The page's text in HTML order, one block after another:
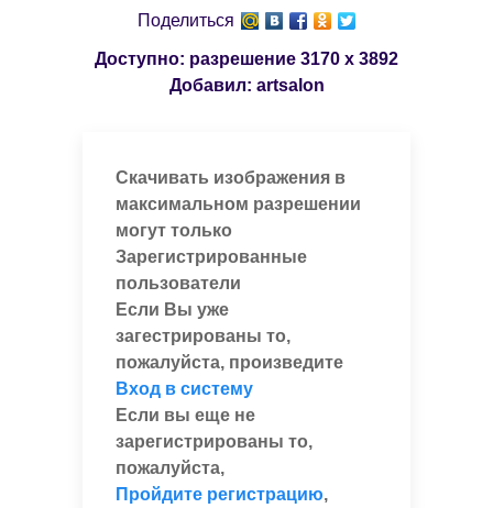
Поделиться
Доступно: разрешение 3170 x 3892
Добавил: artsalon
Скачивать изображения в
максимальном разрешении
могут только
Зарегистрированные
пользователи
Если Вы уже
загестрированы то,
пожалуйста, произведите
Вход в систему
Если вы еще не
зарегистрированы то,
пожалуйста,
Пройдите регистрацию,